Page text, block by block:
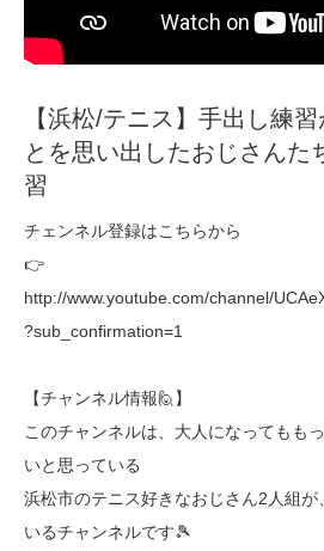
【浜松/テニス】手出し練
とを思い出したおじさんた
習
チェンネル登録はこちらから
👉
http://www.youtube.com/channel/
?sub_confirmation=1
【チャンネル情報🙋】
このチャンネルは、大人になってもも
いと思っている
浜松市のテニス好きなおじさん2人組
いるチャンネルです🎾